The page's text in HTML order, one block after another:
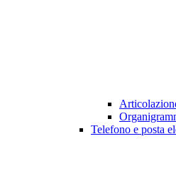
Telefono e posta